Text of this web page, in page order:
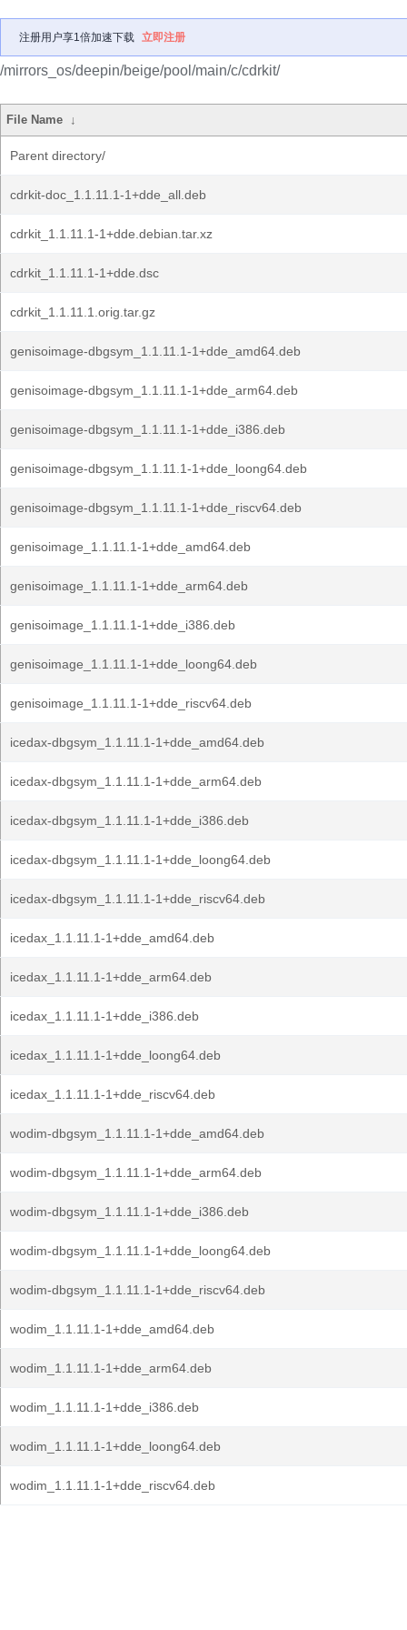
注册用户享1倍加速下载 立即注册
/mirrors_os/deepin/beige/pool/main/c/cdrkit/
File Name ↓
Parent directory/
cdrkit-doc_1.1.11.1-1+dde_all.deb
cdrkit_1.1.11.1-1+dde.debian.tar.xz
cdrkit_1.1.11.1-1+dde.dsc
cdrkit_1.1.11.1.orig.tar.gz
genisoimage-dbgsym_1.1.11.1-1+dde_amd64.deb
genisoimage-dbgsym_1.1.11.1-1+dde_arm64.deb
genisoimage-dbgsym_1.1.11.1-1+dde_i386.deb
genisoimage-dbgsym_1.1.11.1-1+dde_loong64.deb
genisoimage-dbgsym_1.1.11.1-1+dde_riscv64.deb
genisoimage_1.1.11.1-1+dde_amd64.deb
genisoimage_1.1.11.1-1+dde_arm64.deb
genisoimage_1.1.11.1-1+dde_i386.deb
genisoimage_1.1.11.1-1+dde_loong64.deb
genisoimage_1.1.11.1-1+dde_riscv64.deb
icedax-dbgsym_1.1.11.1-1+dde_amd64.deb
icedax-dbgsym_1.1.11.1-1+dde_arm64.deb
icedax-dbgsym_1.1.11.1-1+dde_i386.deb
icedax-dbgsym_1.1.11.1-1+dde_loong64.deb
icedax-dbgsym_1.1.11.1-1+dde_riscv64.deb
icedax_1.1.11.1-1+dde_amd64.deb
icedax_1.1.11.1-1+dde_arm64.deb
icedax_1.1.11.1-1+dde_i386.deb
icedax_1.1.11.1-1+dde_loong64.deb
icedax_1.1.11.1-1+dde_riscv64.deb
wodim-dbgsym_1.1.11.1-1+dde_amd64.deb
wodim-dbgsym_1.1.11.1-1+dde_arm64.deb
wodim-dbgsym_1.1.11.1-1+dde_i386.deb
wodim-dbgsym_1.1.11.1-1+dde_loong64.deb
wodim-dbgsym_1.1.11.1-1+dde_riscv64.deb
wodim_1.1.11.1-1+dde_amd64.deb
wodim_1.1.11.1-1+dde_arm64.deb
wodim_1.1.11.1-1+dde_i386.deb
wodim_1.1.11.1-1+dde_loong64.deb
wodim_1.1.11.1-1+dde_riscv64.deb